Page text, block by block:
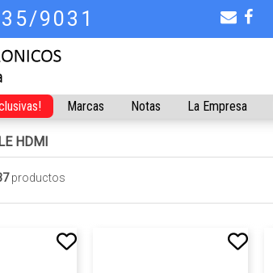
9031
Marcas Notas La Empresa
HDMI
productos